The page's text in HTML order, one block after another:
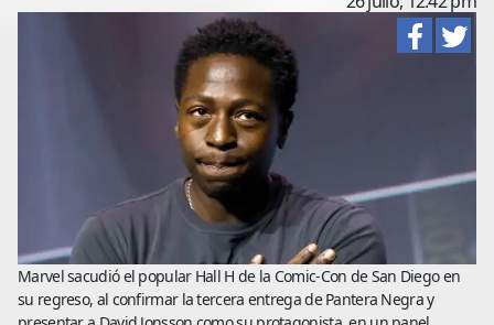
Marvel sacudió el popular Hall H de la Comic-Con de San Diego en
su regreso, al confirmar la tercera entrega de Pantera Negra y